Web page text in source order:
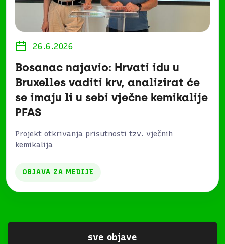
26.6.2026
Bosanac najavio: Hrvati idu u
Bruxelles vaditi krv, analizirat će
se imaju li u sebi vječne kemikalije
PFAS
Projekt otkrivanja prisutnosti tzv. vječnih
kemikalija
OBJAVA ZA MEDIJE
sve objave